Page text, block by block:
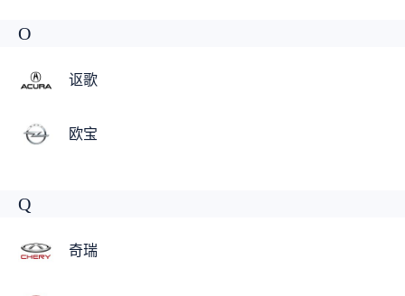
O
讴歌
欧宝
Q
奇瑞